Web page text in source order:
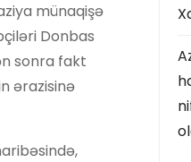
münaqişə
Donbas
sonra fakt
ərazisinə